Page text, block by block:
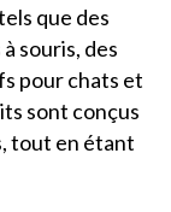
que des
souris, des
pour chats et
sont conçus
tout en étant